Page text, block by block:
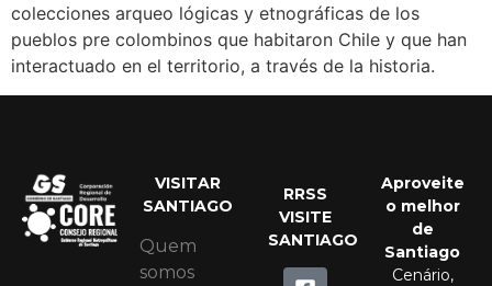
colecciones arqueo lógicas y etnográficas de los
pueblos pre colombinos que habitaron Chile y que han
interactuado en el territorio, a través de la historia.
VISITAR
SANTIAGO
Quem
somos
RRSS
VISITE
SANTIAGO
Aproveite
o melhor
de
Santiago
Cenário,